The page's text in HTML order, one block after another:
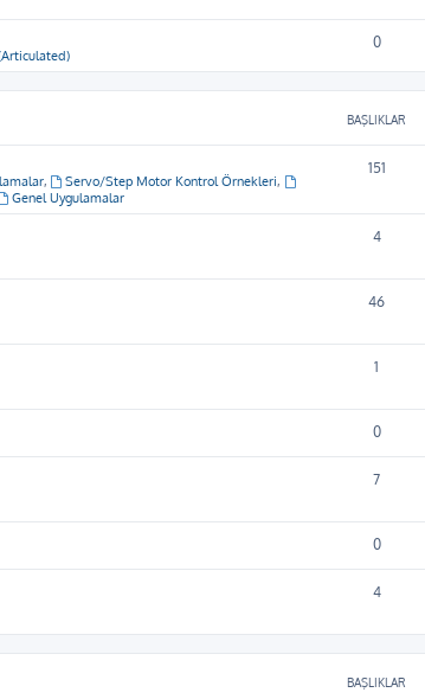
0
BAŞLIKLAR
, Servo/Step Motor Kontrol Örnekleri,
Genel Uygulamalar
151
4
46
1
0
7
0
4
BAŞLIKLAR